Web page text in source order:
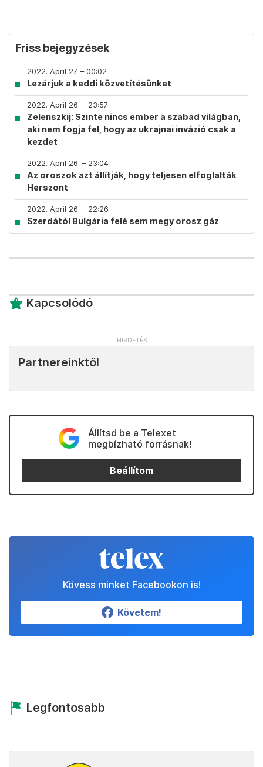
Friss bejegyzések
2022. April 27. – 00:02
Lezárjuk a keddi közvetítésünket
2022. April 26. – 23:57
Zelenszkij: Szinte nincs ember a szabad világban,
aki nem fogja fel, hogy az ukrajnai invázió csak a
kezdet
2022. April 26. – 23:04
Az oroszok azt állítják, hogy teljesen elfoglalták
Herszont
2022. April 26. – 22:26
Szerdától Bulgária felé sem megy orosz gáz
Kapcsolódó
Partnereinktől
Állítsd be a Telexet
megbízható forrásnak!
Beállítom
Kövess minket Facebookon is!
Követem!
Legfontosabb